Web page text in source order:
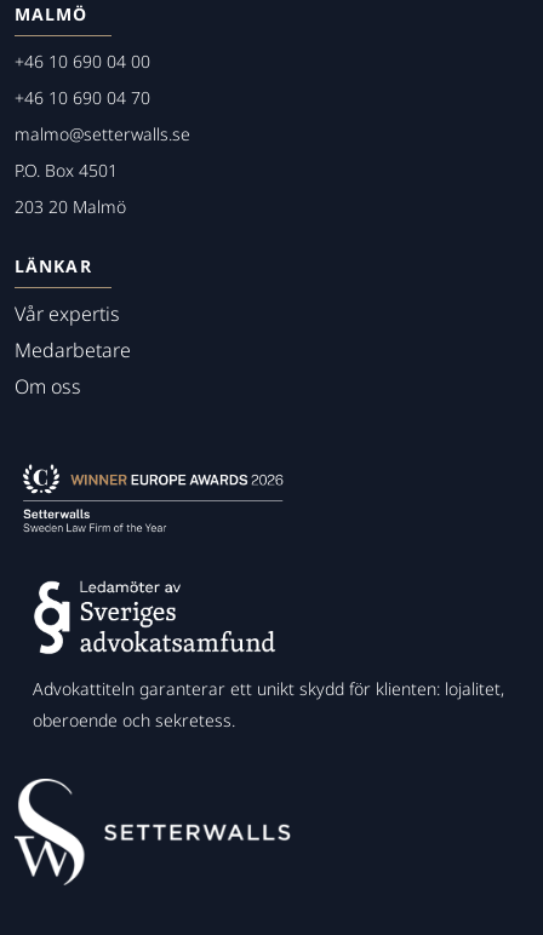
MALMÖ
+46 10 690 04 00
+46 10 690 04 70
malmo@setterwalls.se
P.O. Box 4501
203 20 Malmö
LÄNKAR
Vår expertis
Medarbetare
Om oss
Advokattiteln garanterar ett unikt skydd för klienten: lojalitet,
oberoende och sekretess.